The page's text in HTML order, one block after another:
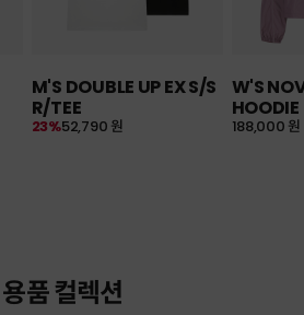
M'S DOUBLE UP EX S/S
R/TEE
52,790 원
23%
W'S
HOODIE
188,000 원
품 컬렉션